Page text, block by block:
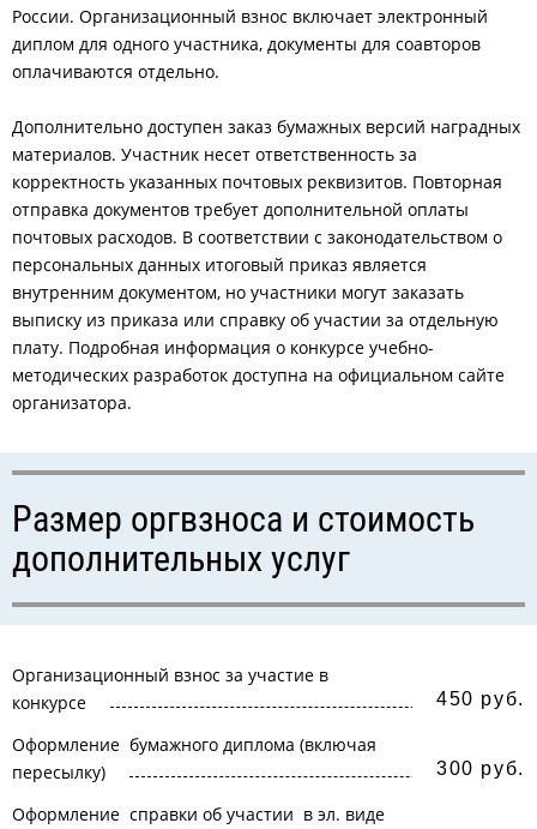
России. Организационный взнос включает электронный
диплом для одного участника, документы для соавторов
оплачиваются отдельно.
Дополнительно доступен заказ бумажных версий наградных
материалов. Участник несет ответственность за
корректность указанных почтовых реквизитов. Повторная
отправка документов требует дополнительной оплаты
почтовых расходов. В соответствии с законодательством о
персональных данных итоговый приказ является
внутренним документом, но участники могут заказать
выписку из приказа или справку об участии за отдельную
плату. Подробная информация о конкурсе учебно-
методических разработок доступна на официальном сайте
организатора.
Размер оргвзноса и стоимость
дополнительных услуг
Организационный взнос за участие в
конкурсе
450 руб.
Оформление бумажного диплома (включая
пересылку)
300 руб.
Оформление справки об участии в эл. виде